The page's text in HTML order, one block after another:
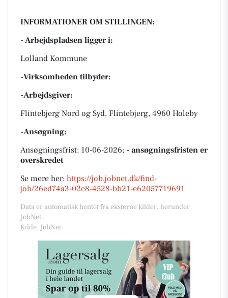
INFORMATIONER OM STILLINGEN:
- Arbejdspladsen ligger i:
Lolland Kommune
-Virksomheden tilbyder:
-Arbejdsgiver:
Flintebjerg Nord og Syd, Flintebjerg, 4960 Holeby
-Ansøgning:
Ansøgningsfrist: 10-06-2026; - ansøgningsfristen er
overskredet
Se mere her: https://job.jobnet.dk/find-
job/26ed74a3-02c8-4528-bb21-e62057719691
Data er automatisk hentet fra eksterne kilder, herunder
JobNet.
Kilde: JobNet